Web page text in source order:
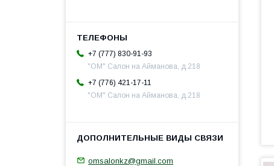
+7 (777) 830-91-93
"ОМ" Салон на Айманова, д.218
+7 (776) 421-17-11
"ОМ" Салон на Айманова, д.218
omsalonkz@gmail.com